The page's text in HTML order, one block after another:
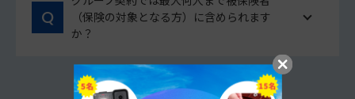
（保険の対象となる方）に含められます
か？
他のよくあるご質問をみる